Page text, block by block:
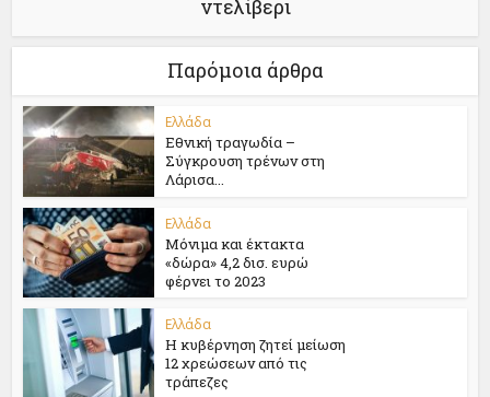
ντελίβερι
Παρόμοια άρθρα
Ελλάδα
Εθνική τραγωδία –
Σύγκρουση τρένων στη
Λάρισα...
Ελλάδα
Μόνιμα και έκτακτα
«δώρα» 4,2 δισ. ευρώ
φέρνει το 2023
Ελλάδα
Η κυβέρνηση ζητεί μείωση
12 χρεώσεων από τις
τράπεζες